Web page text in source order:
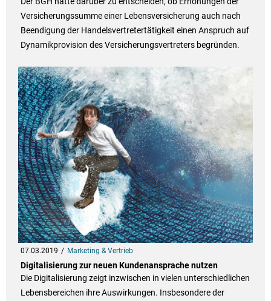
Versicherungssumme einer Lebensversicherung auch nach
Beendigung der Handelsvertretertätigkeit einen Anspruch auf
Dynamikprovision des Versicherungsvertreters begründen.
07.03.2019 Marketing & Vertrieb
Digitalisierung zur neuen Kundenansprache nutzen
Die Digitalisierung zeigt inzwischen in vielen unterschiedlichen
Lebensbereichen ihre Auswirkungen. Insbesondere der